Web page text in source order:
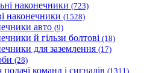
наконечники (723)
наконечники (1528)
авто (9)
й гільзи болтові (18)
для заземлення (17)
(28)
команд і сигналів (1311)